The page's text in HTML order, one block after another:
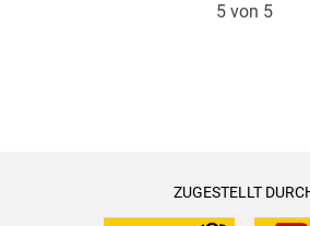
5 von 5
ZUGESTELLT